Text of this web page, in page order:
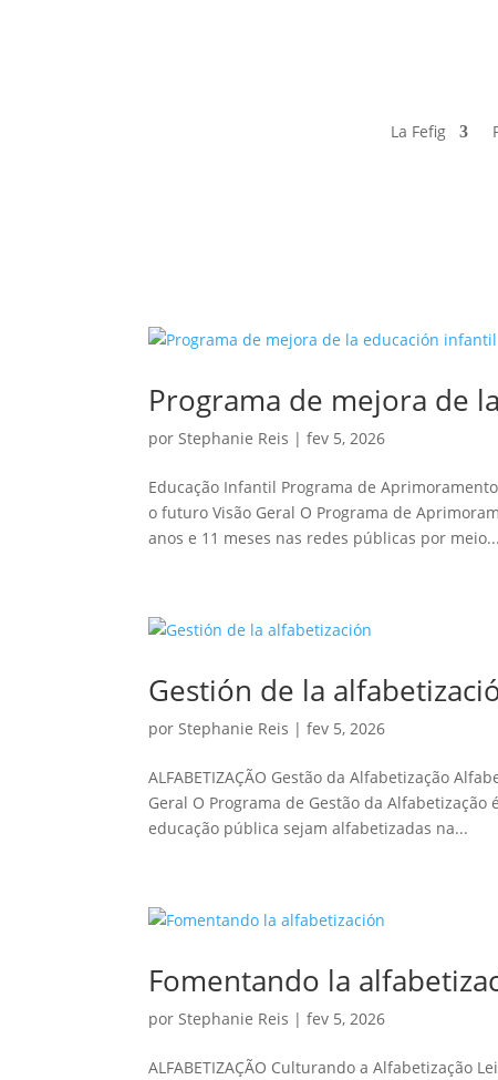
La Fefig
Programa de mejora de
porStephanie Reis |fev 5, 2026
Educação Infantil Programa de
o futuro Visão Geral O Programa de
anos e 11 meses nas redes públicas por meio...
Gestión de la
porStephanie Reis |fev 5, 2026
ALFABETIZAÇÃO Gestão da Alfabetização
Geral O Programa de Gestão da
educação pública sejam alfabetizadas na...
Fomentando la
porStephanie Reis |fev 5, 2026
ALFABETIZAÇÃO Culturando a Alfabetização